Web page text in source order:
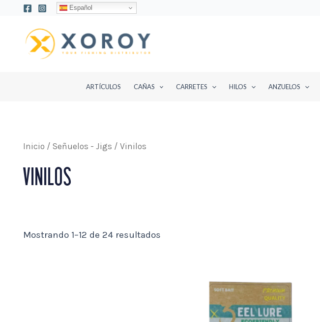
contenido
Español
ARTÍCULOS CAÑAS CARRETES HILOS ANZUELOS
Inicio / Señuelos - Jigs / Vinilos
VINILOS
Mostrando 1–12 de 24 resultados